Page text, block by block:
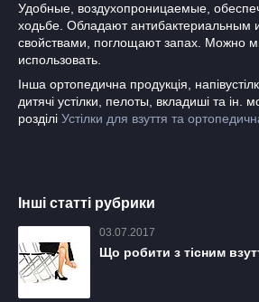
Удобные, воздухопроницаемые,
ходьбе. Обладают
свойствами, поглощают запах. Можно
использовать.
Інша ортопедична продукція,
дитячі устілки, пелоты, вкладиші та ін.
розділі Устілки для взуття та
Інші статті рубрики
03.07.2017
Що робити з тісним